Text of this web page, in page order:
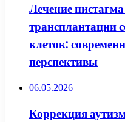
Лечение
трансплантации
клеток:
перспективы
06.05.2026
Коррекция